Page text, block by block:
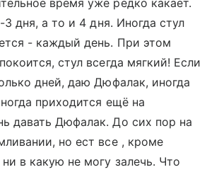
время уже редко какает.
3 дня, а то и 4 дня. Иногда стул
- каждый день. При этом
стул всегда мягкий! Если
дней, даю Дюфалак, иногда
приходится ещё на
давать Дюфалак. До сих пор на
но ест все , кроме
в какую не могу залечь. Что